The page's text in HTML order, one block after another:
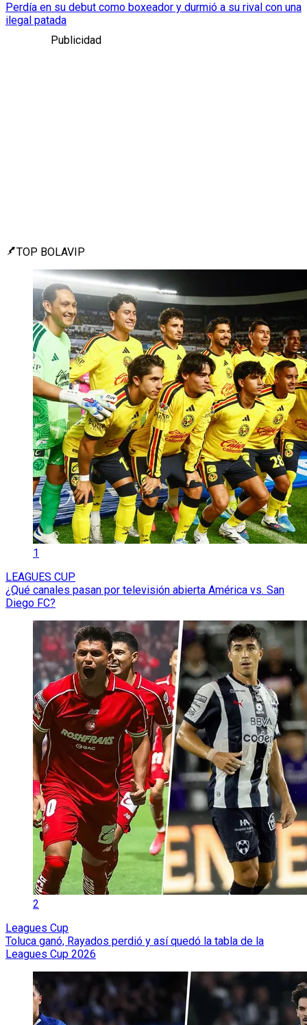
Perdía en su debut como boxeador y durmió a su rival con una
ilegal patada
Publicidad
TOP BOLAVIP
1
LEAGUES CUP
¿Qué canales pasan por televisión abierta América vs. San
Diego FC?
2
Leagues Cup
Toluca ganó, Rayados perdió y así quedó la tabla de la
Leagues Cup 2026